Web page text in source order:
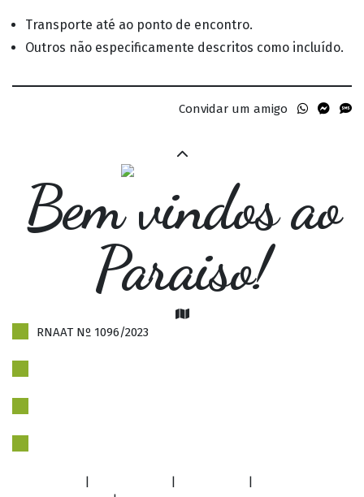
Transporte até ao ponto de encontro.
Outros não especificamente descritos como incluído.
Convidar um amigo
Bem vindos ao
Paraiso!
RNAAT Nº 1096/2023